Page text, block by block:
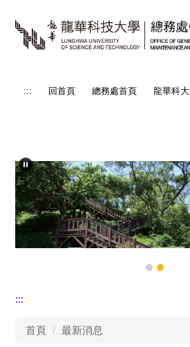
到
::: 回首頁 總務處首頁 龍華科大
:::
首頁 最新消息